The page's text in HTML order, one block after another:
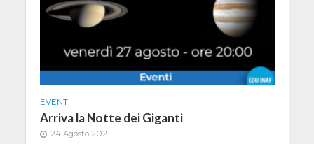
EVENTI
Arriva la Notte dei Giganti
24 Agosto 2021